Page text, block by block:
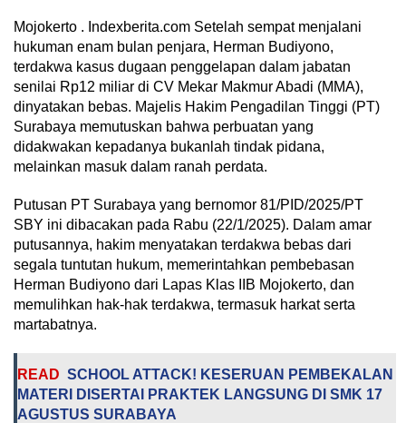
Mojokerto . Indexberita.com Setelah sempat menjalani
hukuman enam bulan penjara, Herman Budiyono,
terdakwa kasus dugaan penggelapan dalam jabatan
senilai Rp12 miliar di CV Mekar Makmur Abadi (MMA),
dinyatakan bebas. Majelis Hakim Pengadilan Tinggi (PT)
Surabaya memutuskan bahwa perbuatan yang
didakwakan kepadanya bukanlah tindak pidana,
melainkan masuk dalam ranah perdata.
Putusan PT Surabaya yang bernomor 81/PID/2025/PT
SBY ini dibacakan pada Rabu (22/1/2025). Dalam amar
putusannya, hakim menyatakan terdakwa bebas dari
segala tuntutan hukum, memerintahkan pembebasan
Herman Budiyono dari Lapas Klas IIB Mojokerto, dan
memulihkan hak-hak terdakwa, termasuk harkat serta
martabatnya.
READ SCHOOL ATTACK! KESERUAN PEMBEKALAN
MATERI DISERTAI PRAKTEK LANGSUNG DI SMK 17
AGUSTUS SURABAYA